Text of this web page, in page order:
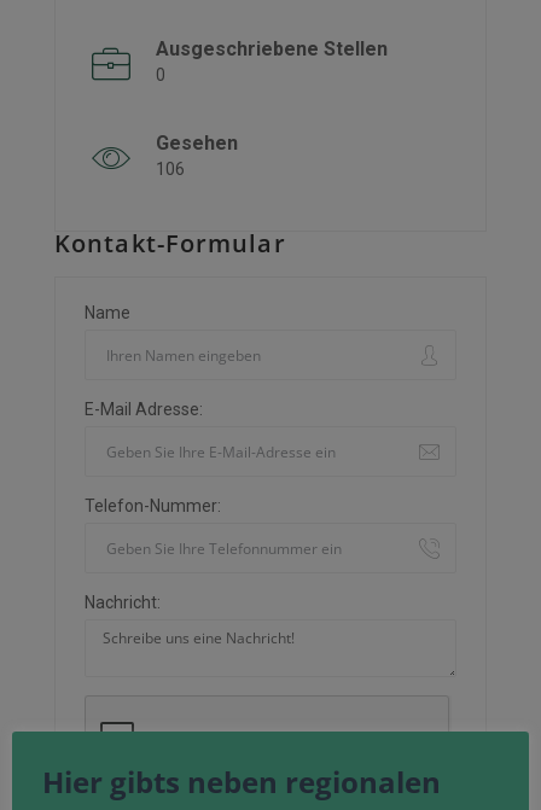
Ausgeschriebene Stellen
0
Gesehen
106
Kontakt-Formular
Name
E-Mail Adresse:
Telefon-Nummer:
Nachricht:
Hier gibts neben regionalen